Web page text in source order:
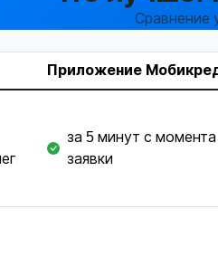
Сравнение
Приложение
за 5 минут с момента
заявки